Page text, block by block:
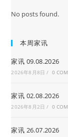
No posts found.
本周家讯
家讯 09.08.2026
2026年8月8日 / 0
家讯 02.08.2026
2026年8月2日 / 0
家讯 26.07.2026